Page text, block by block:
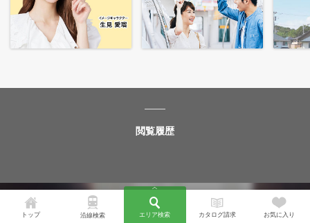
トップ 沿線検索 エリア検索 カタログ請求 お気に入り
閲覧履歴